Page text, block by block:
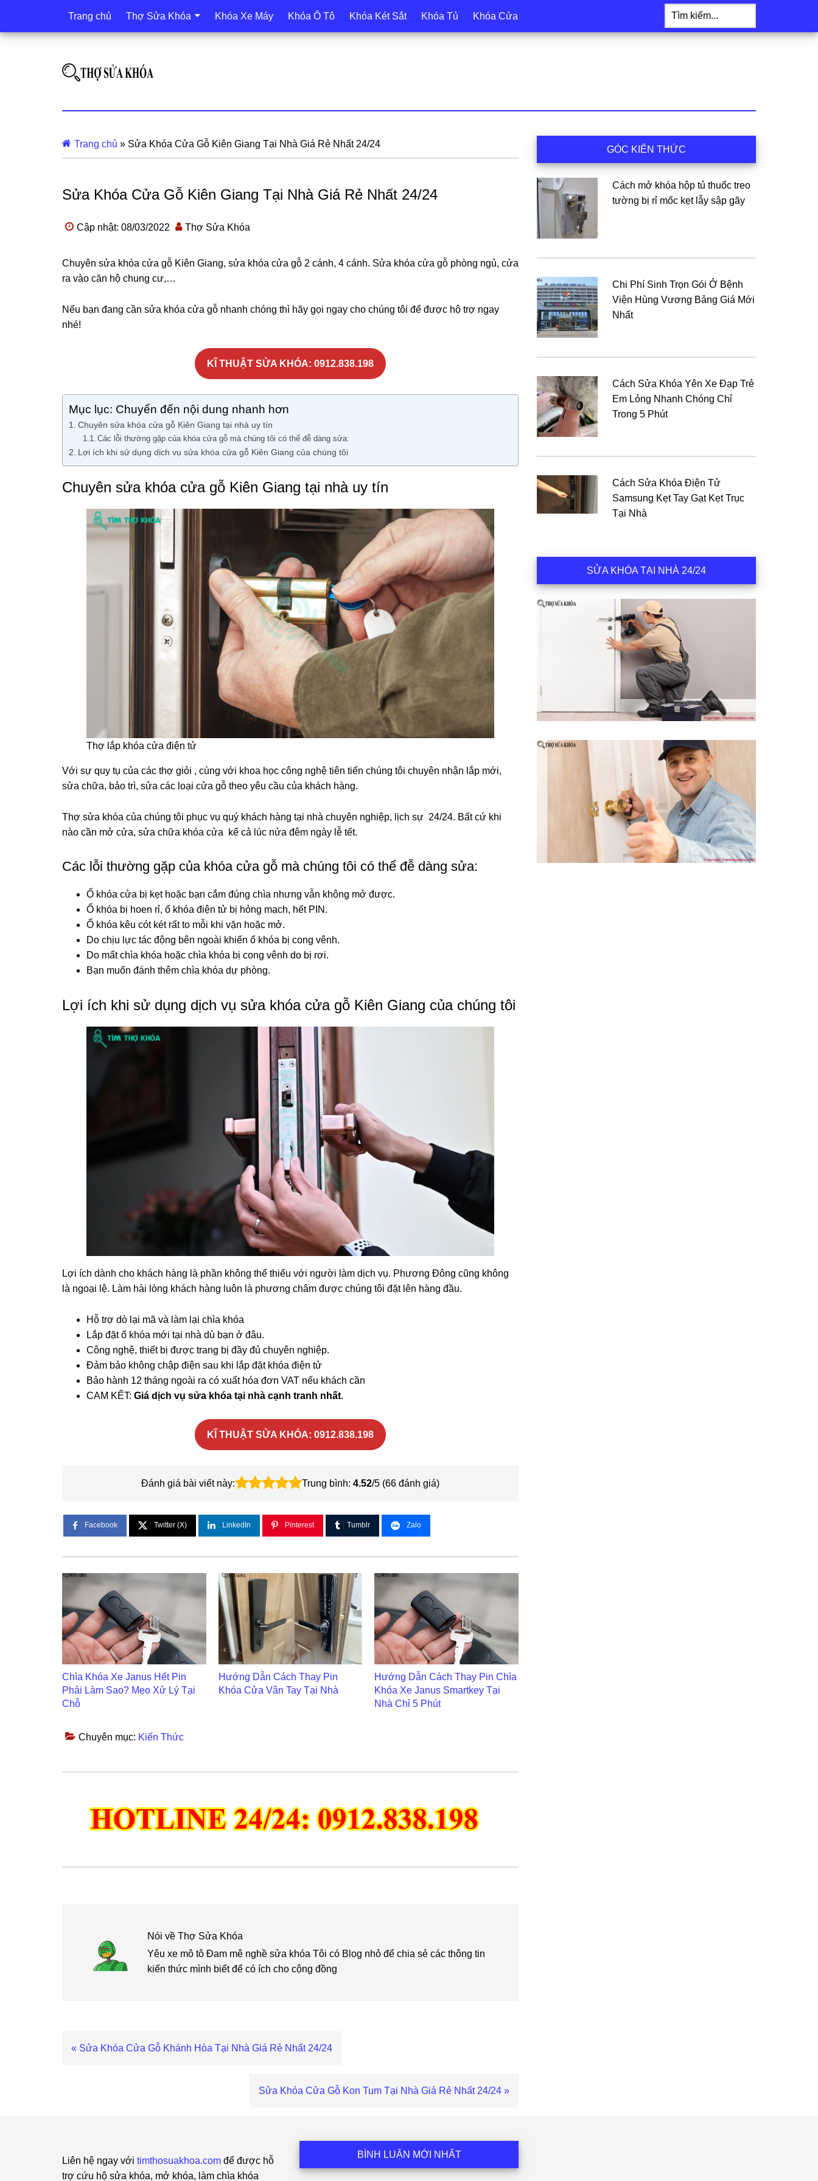
Trang chủ Thợ Sửa Khóa Khóa Xe Máy Khóa Ô Tô Khóa Két Sắt Khóa Tủ Khóa Cửa
Tìm
kiếm...
Trang chủ » Sửa Khóa Cửa Gỗ Kiên Giang Tại Nhà Giá Rẻ Nhất 24/24
Sửa Khóa Cửa Gỗ Kiên Giang Tại Nhà Giá Rẻ Nhất 24/24
Cập nhật: 08/03/2022 Thợ Sửa Khóa
Chuyên sửa khóa cửa gỗ Kiên Giang, sửa khóa cửa gỗ 2 cánh, 4 cánh. Sửa khóa cửa gỗ phòng ngủ, cửa
ra vào căn hộ chung cư,…
Nếu bạn đang cần sửa khóa cửa gỗ nhanh chóng thì hãy gọi ngay cho chúng tôi để được hộ trợ ngay
nhé!
KĨ THUẬT SỬA KHÓA: 0912.838.198
Mục lục: Chuyển đến nội dung nhanh hơn
Chuyên sửa khóa cửa gỗ Kiên Giang tại nhà uy tín
Các lỗi thường gặp của khóa cửa gỗ mà chúng tôi có thể đễ dàng sửa:
Lợi ích khi sử dụng dịch vụ sửa khóa cửa gỗ Kiên Giang của chúng tôi
Chuyên sửa khóa cửa gỗ Kiên Giang tại nhà uy tín
Thợ lắp khóa cửa điện tử
Với sự quy tụ của các thợ giỏi , cùng với khoa học công nghệ tiên tiến chúng tôi chuyên nhận lắp mới,
sửa chữa, bảo trì, sửa các loại cửa gỗ theo yêu cầu của khách hàng.
Thợ sửa khóa của chúng tôi phục vụ quý khách hàng tại nhà chuyên nghiệp, lịch sự 24/24. Bất cứ khi
nào cần mở cửa, sửa chữa khóa cửa kể cả lúc nửa đêm ngày lễ tết.
Các lỗi thường gặp của khóa cửa gỗ mà chúng tôi có thể đễ dàng sửa:
Ổ khóa cửa bị kẹt hoặc bạn cắm đúng chìa nhưng vẫn không mở được.
Ổ khóa bị hoen rỉ, ổ khóa điện tử bị hỏng mạch, hết PIN.
Ổ khóa kêu cót két rất to mỗi khi vặn hoặc mở.
Do chịu lực tác động bên ngoài khiến ổ khóa bị cong vênh.
Do mất chìa khóa hoặc chìa khóa bị cong vênh do bị rơi.
Bạn muốn đánh thêm chìa khóa dự phòng.
Lợi ích khi sử dụng dịch vụ sửa khóa cửa gỗ Kiên Giang của chúng tôi
Lợi ích dành cho khách hàng là phần không thể thiếu với người làm dịch vụ. Phương Đông cũng không
là ngoại lệ. Làm hài lòng khách hàng luôn là phương châm được chúng tôi đặt lên hàng đầu.
Hỗ trợ dò lại mã và làm lại chìa khóa
Lắp đặt ổ khóa mới tại nhà dù bạn ở đâu.
Công nghệ, thiết bị được trang bị đầy đủ chuyên nghiệp.
Đảm bảo không chập điện sau khi lắp đặt khóa điện tử
Bảo hành 12 tháng ngoài ra có xuất hóa đơn VAT nếu khách cần
CAM KẾT: Giá dịch vụ sửa khóa tại nhà cạnh tranh nhất.
KĨ THUẬT SỬA KHÓA: 0912.838.198
Đánh giá bài viết này: Trung bình: 4.52/5 (66 đánh giá)
Facebook Twitter (X) LinkedIn Pinterest Tumblr Zalo
Chìa Khóa Xe Janus Hết Pin
Phải Làm Sao? Mẹo Xử Lý Tại
Chỗ
Hướng Dẫn Cách Thay Pin
Khóa Cửa Vân Tay Tại Nhà
Hướng Dẫn Cách Thay Pin Chìa
Khóa Xe Janus Smartkey Tại
Nhà Chỉ 5 Phút
Chuyên mục: Kiến Thức
Nói về Thợ Sửa Khóa
Yêu xe mô tô Đam mê nghề sửa khóa Tôi có Blog nhỏ để chia sẻ các thông tin
kiến thức mình biết để có ích cho cộng đồng
Bài
« Sửa Khóa Cửa Gỗ Khánh Hòa Tại Nhà Giá Rẻ Nhất 24/24
Bài
Sửa Khóa Cửa Gỗ Kon Tum Tại Nhà Giá Rẻ Nhất 24/24 »
chính
GÓC KIẾN THỨC
Cách mở khóa hộp tủ thuốc treo
tường bị rỉ mốc kẹt lẫy sập gãy
Chi Phí Sinh Trọn Gói Ở Bệnh
Viện Hùng Vương Bảng Giá Mới
Nhất
Cách Sửa Khóa Yên Xe Đạp Trẻ
Em Lỏng Nhanh Chóng Chỉ
Trong 5 Phút
Cách Sửa Khóa Điện Tử
Samsung Kẹt Tay Gạt Kẹt Trục
Tại Nhà
SỬA KHÓA TẠI NHÀ 24/24
Liên hệ ngay với timthosuakhoa.com để được hỗ
trợ cứu hộ sửa khóa, mở khóa, làm chìa khóa
BÌNH LUẬN MỚI NHẤT